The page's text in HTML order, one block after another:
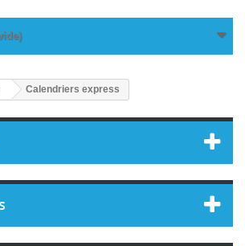
Calendriers express